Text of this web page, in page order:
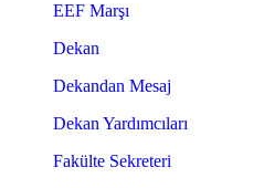
EEF Marşı
Dekan
Dekandan Mesaj
Dekan Yardımcıları
Fakülte Sekreteri